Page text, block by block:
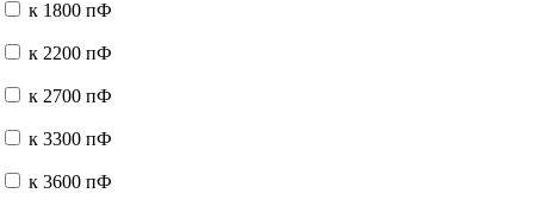
к 1800 пФ
к 2200 пФ
к 2700 пФ
к 3300 пФ
к 3600 пФ